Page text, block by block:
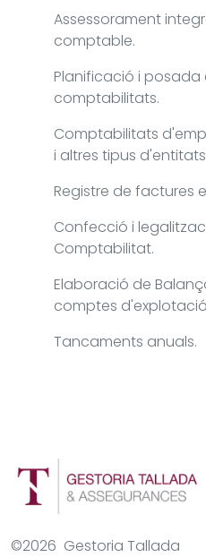
Assessorament
comptable.
Planificació i posada
comptabilitats.
Comptabilitats
i altres tipus
Registre de factures
Confecció i
Comptabilitat.
Elaboració de
comptes
Tancaments anuals.
©2026 Gestoria Tallada